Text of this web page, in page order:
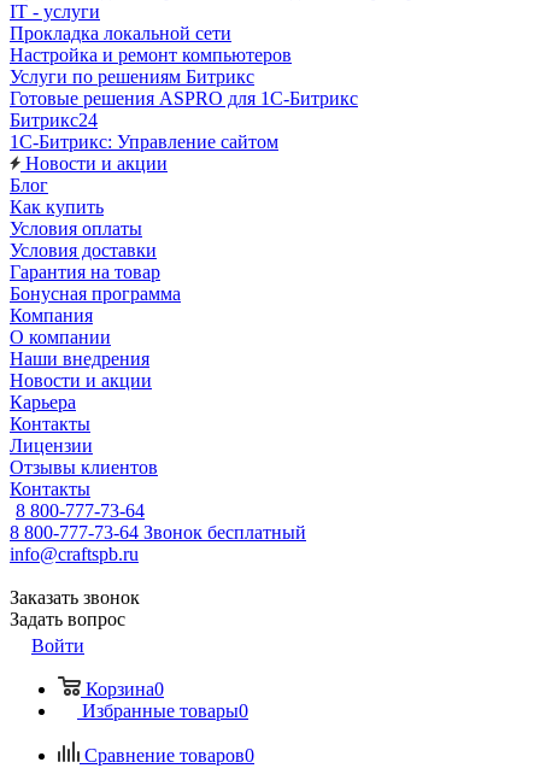
IT - услуги
Прокладка локальной сети
Настройка и ремонт компьютеров
Услуги по решениям Битрикс
Готовые решения ASPRO для 1С-Битрикс
Битрикс24
1С-Битрикс: Управление сайтом
Новости и акции
Блог
Как купить
Условия оплаты
Условия доставки
Гарантия на товар
Бонусная программа
Компания
О компании
Наши внедрения
Новости и акции
Карьера
Контакты
Лицензии
Отзывы клиентов
Контакты
8 800-777-73-64
8 800-777-73-64 Звонок бесплатный
info@craftspb.ru
Заказать звонок
Задать вопрос
Войти
Корзина0
Избранные товары0
Сравнение товаров0